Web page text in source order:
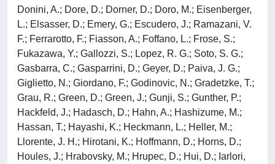
Donini, A.; Dore, D.; Dorner, D.; Doro, M.; Eisenberger,
L.; Elsasser, D.; Emery, G.; Escudero, J.; Ramazani, V.
F.; Ferrarotto, F.; Fiasson, A.; Foffano, L.; Frose, S.;
Fukazawa, Y.; Gallozzi, S.; Lopez, R. G.; Soto, S. G.;
Gasbarra, C.; Gasparrini, D.; Geyer, D.; Paiva, J. G.;
Giglietto, N.; Giordano, F.; Godinovic, N.; Gradetzke, T.;
Grau, R.; Green, D.; Green, J.; Gunji, S.; Gunther, P.;
Hackfeld, J.; Hadasch, D.; Hahn, A.; Hashizume, M.;
Hassan, T.; Hayashi, K.; Heckmann, L.; Heller, M.;
Llorente, J. H.; Hirotani, K.; Hoffmann, D.; Horns, D.;
Houles, J.; Hrabovsky, M.; Hrupec, D.; Hui, D.; Iarlori,